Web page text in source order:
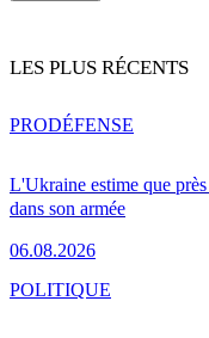
LES PLUS RÉCENTS
L'Ukraine estime que
dans son armée
06.08.2026
PRODÉFENSE
POLITIQUE